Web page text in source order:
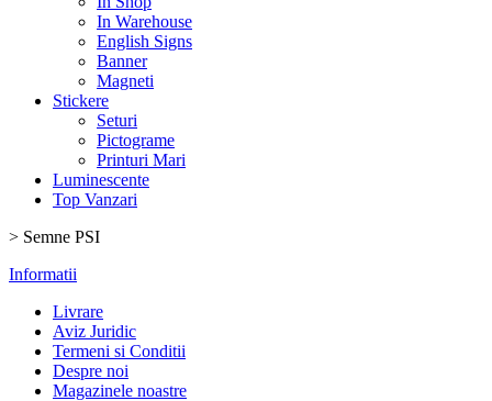
In Warehouse
English Signs
Banner
Magneti
Stickere
Seturi
Pictograme
Printuri Mari
Luminescente
Top Vanzari
> Semne PSI
Informatii
Livrare
Aviz Juridic
Termeni si Conditii
Despre noi
Magazinele noastre